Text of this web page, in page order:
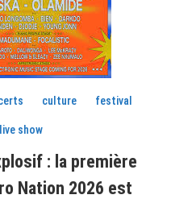
culture festival
live show
: la première
Nation 2026 est